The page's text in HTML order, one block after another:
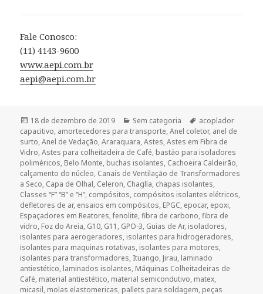
Fale Conosco:
(11) 4143-9600
www.aepi.com.br
aepi@aepi.com.br
Publicado
em
18 de dezembro de 2019 Categorias
Sem categoria Tags
acoplador
capacitivo, amortecedores para transporte,Anel coletor, anel de
surto,Anel de Vedação,Araraquara,Astes,Astes em Fibra de
Vidro,Astes para colheitadeira de Café, bastão para isoladores
poliméricos, Belo Monte, buchas isolantes, Cachoeira Caldeirão,
calçamento do núcleo, Canais de Ventilação de Transformadores
a Seco, Capa de Olhal, Celeron, Chaglla, chapas isolantes,
Classes “F” “B” e “H”, compósitos, compósitos isolantes elétricos,
defletores de ar, ensaios em compósitos, EPGC, epocar, epoxi,
Espaçadores em Reatores,fenolite,fibra de carbono,fibra de
vidro, Foz do Areia, G10, G11 , GPO-3, Guias de Ar, isoladores,
isolantes para aerogeradores, isolantes para hidrogeradores,
isolantes para maquinas rotativas, isolantes para motores,
isolantes para transformadores, Ituango, Jirau, laminado
antiestético, laminados isolantes, Máquinas Colheitadeiras de
Café, material antiestético, material semicondutivo, matex,
micasil, molas elastomericas, pallets para soldagem, peças